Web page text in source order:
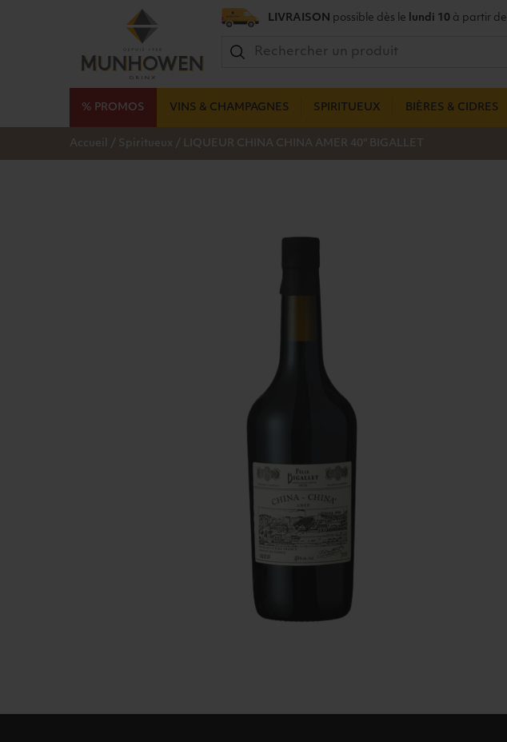
LIVRAISON possible dès le lundi 10 à partir de
% PROMOS VINS & CHAMPAGNES SPIRITUEUX BIÈRES & CIDRES
Accueil / Spiritueux / LIQUEUR CHINA CHINA AMER 40" BIGALLET